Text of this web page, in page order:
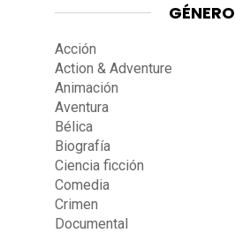
GÉNERO
Acción
Action & Adventure
Animación
Aventura
Bélica
Biografía
Ciencia ficción
Comedia
Crimen
Documental